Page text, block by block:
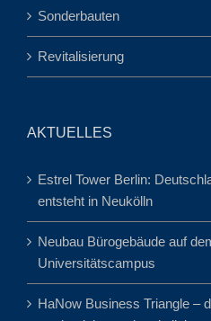
Sonderbauten
Revitalisierung
AKTUELLES
Estrel Tower Berlin:
entsteht in Neukölln
Neubau Bürogebäude auf
Universitätscampus
HaNow Business Triangle –